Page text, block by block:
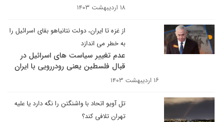
۱۸ اردیبهشت ۱۴۰۳
از غزه تا ایران، دولت نتانیاهو بقای اسرائیل را
به خطر می اندازد
عدم تغییر سیاست های اسرائیل در
قبال فلسطین یعنی رودررویی با ایران
۱۶ اردیبهشت ۱۴۰۳
تل آویو اتحاد با واشنگتن را نگه دارد یا علیه
تهران تلافی کند؟